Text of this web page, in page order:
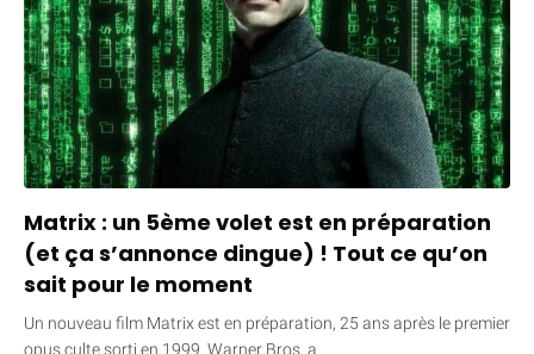
Matrix : un 5ème volet est en préparation
(et ça s’annonce dingue) ! Tout ce qu’on
sait pour le moment
Un nouveau film Matrix est en préparation, 25 ans après le premier
opus culte sorti en 1999. Warner Bros. a…